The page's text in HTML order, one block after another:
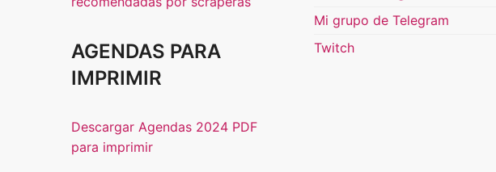
AGENDAS PARA
IMPRIMIR
Descargar Agendas 2024 PDF
para imprimir
Mi grupo de Telegram
Twitch